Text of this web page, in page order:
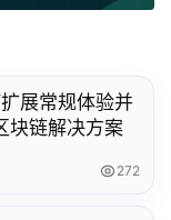
展常规体验并
块链解决方案
272